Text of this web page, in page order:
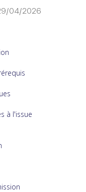
04/2026
à l'issue